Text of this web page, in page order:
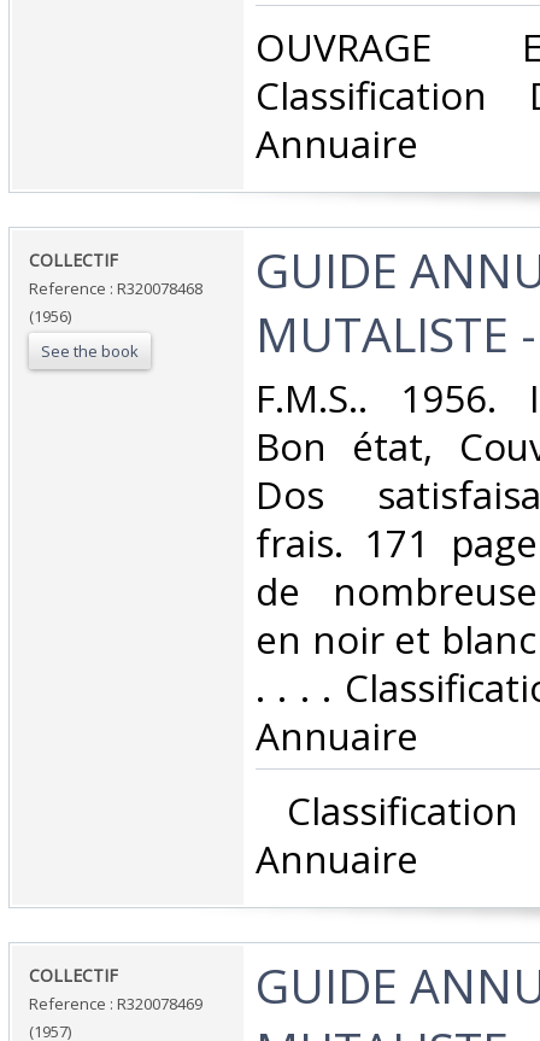
‎OUVRAGE
Annuaire‎
‎COLLECTIF‎
Reference : R320078468
(1956)
See the book
‎GUIDE
MUTALISTE
‎F.M.S.. 1956.
Bon état,
Dos
frais. 171
de
en noir et
. . . .
Annuaire‎
Annuaire‎
‎COLLECTIF‎
Reference : R320078469
(1957)
‎GUIDE